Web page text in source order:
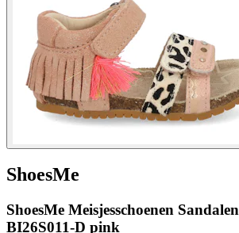
ShoesMe
ShoesMe Meisjesschoenen
BI26S011-D pink